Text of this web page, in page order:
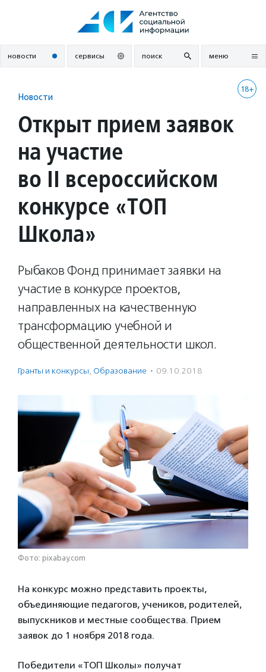
новости сервисы поиск меню
18+
Новости
Открыт прием заявок
на участие
во II всероссийском
конкурсе «ТОП
Школа»
Рыбаков Фонд принимает заявки на
участие в конкурсе проектов,
направленных на качественную
трансформацию учебной и
общественной деятельности школ.
Гранты и конкурсы, Образование · 09.10.2018
Фото: pixabay.com
На конкурс можно представить проекты,
объединяющие педагогов, учеников, родителей,
выпускников и местные сообщества. Прием
заявок до 1 ноября 2018 года.
Победители «ТОП Школы» получат